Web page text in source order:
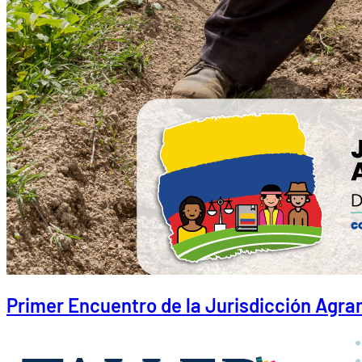
Primer Encuentro de la Jurisdicción